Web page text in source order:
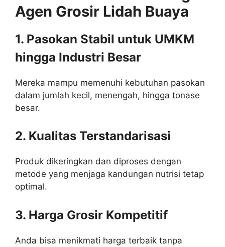
Agen Grosir Lidah Buaya
1. Pasokan Stabil untuk UMKM
hingga Industri Besar
Mereka mampu memenuhi kebutuhan pasokan
dalam jumlah kecil, menengah, hingga tonase
besar.
2. Kualitas Terstandarisasi
Produk dikeringkan dan diproses dengan
metode yang menjaga kandungan nutrisi tetap
optimal.
3. Harga Grosir Kompetitif
Anda bisa menikmati harga terbaik tanpa